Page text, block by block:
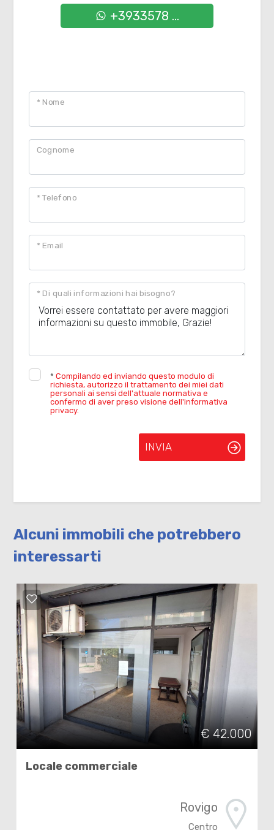
+3933578 ...
* Nome
Cognome
* Telefono
* Email
* Di quali informazioni hai bisogno?
*Compilando ed inviando questo modulo di
richiesta, autorizzo il trattamento dei miei dati
personali ai sensi dell'attuale normativa e
confermo di aver preso visione dell'informativa
privacy.
INVIA
Alcuni immobili che potrebbero
interessarti
€ 42.000
Locale commerciale
Rovigo
Centro